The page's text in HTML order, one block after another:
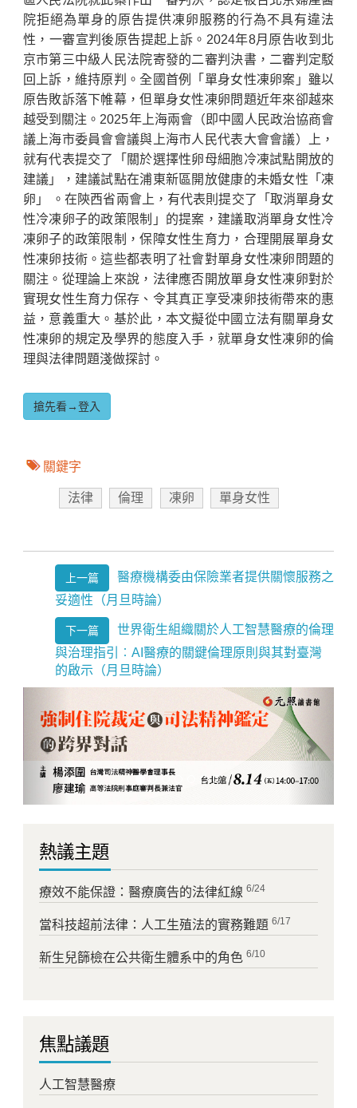
院拒絕為單身的原告提供凍卵服務的行為不具有違法
性，一審宣判後原告提起上訴。2024年8月原告收到北
京市第三中級人民法院寄發的二審判決書，二審判定駁
回上訴，維持原判。全國首例「單身女性凍卵案」雖以
原告敗訴落下帷幕，但單身女性凍卵問題近年來卻越來
越受到關注。2025年上海兩會（即中國人民政治協商會
議上海市委員會會議與上海市人民代表大會會議）上，
就有代表提交了「關於選擇性卵母細胞冷凍試點開放的
建議」，建議試點在浦東新區開放健康的未婚女性「凍
卵」 。在陝西省兩會上，有代表則提交了「取消單身女
性冷凍卵子的政策限制」的提案，建議取消單身女性冷
凍卵子的政策限制，保障女性生育力，合理開展單身女
性凍卵技術。這些都表明了社會對單身女性凍卵問題的
關注。從理論上來說，法律應否開放單身女性凍卵對於
實現女性生育力保存、令其真正享受凍卵技術帶來的惠
益，意義重大。基於此，本文擬從中國立法有關單身女
性凍卵的規定及學界的態度入手，就單身女性凍卵的倫
理與法律問題淺做探討。
搶先看→登入
關鍵字
法律 倫理 凍卵 單身女性
上一篇
醫療機構委由保險業者提供關懷服務之
妥適性（月旦時論）
下一篇
世界衛生組織關於人工智慧醫療的倫理
與治理指引︰AI醫療的關鍵倫理原則與其對臺灣
的啟示（月旦時論）
Next
熱議主題
療效不能保證：醫療廣告的法律紅線 6/24
當科技超前法律：人工生殖法的實務難題 6/17
新生兒篩檢在公共衛生體系中的角色 6/10
焦點議題
人工智慧醫療